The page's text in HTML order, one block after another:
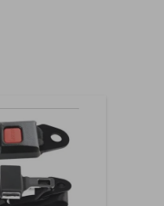
Grand
Espejo Retrovisor
1961 a 2024